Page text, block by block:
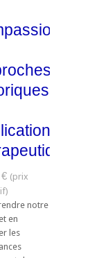
notre
en
les